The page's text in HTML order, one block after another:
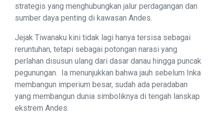
strategis yang menghubungkan jalur perdagangan dan
sumber daya penting di kawasan Andes.
Jejak Tiwanaku kini tidak lagi hanya tersisa sebagai
reruntuhan, tetapi sebagai potongan narasi yang
perlahan disusun ulang dari dasar danau hingga puncak
pegunungan. Ia menunjukkan bahwa jauh sebelum Inka
membangun imperium besar, sudah ada peradaban
yang membangun dunia simboliknya di tengah lanskap
ekstrem Andes.